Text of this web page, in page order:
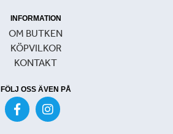
INFORMATION
OM BUTKEN
KÖPVILKOR
KONTAKT
FÖLJ OSS ÄVEN PÅ